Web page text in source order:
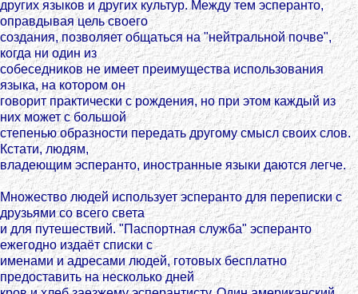
других языков и других культур. Между тем эсперанто,
оправдывая цель своего
создания, позволяет общаться на "нейтральной почве",
когда ни один из
собеседников не имеет преимущества использования
языка, на котором он
говорит практически с рождения, но при этом каждый из
них может с большой
степенью образности передать другому смысл своих слов.
Кстати, людям,
владеющим эсперанто, иностранные языки даются легче.
Множество людей использует эсперанто для переписки с
друзьями со всего света
и для путешествий. "Паспортная служба" эсперанто
ежегодно издаёт списки с
именами и адресами людей, готовых бесплатно
предоставить на несколько дней